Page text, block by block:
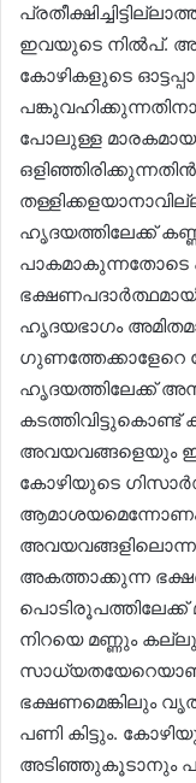
ഇവയുടെ നിൽപ്.
കോഴികളുടെ
പോലുള്ള
ഹൃദയത്തിലേക്ക്
ഹൃദയഭാഗം
ഗുണത്തേക്കാളേറെ
ഹൃദയത്തിലേക്ക്
കടത്തിവിട്ടുകൊണ്ട്
അവയവങ്ങളെയും ഇത്
കോഴിയുടെ
അകത്താക്കുന്ന
പൊടിരൂപത്തിലേക്ക്
നിറയെ മണ്ണും
ഭക്ഷണമെങ്കിലും
പണി കിട്ടും.
അടിഞ്ഞുകൂടാനും